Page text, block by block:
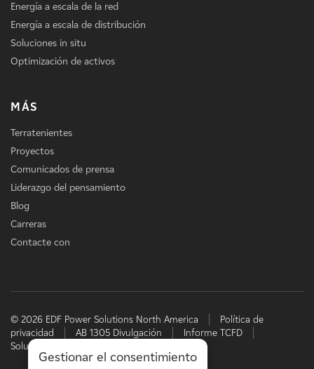
Energía a escala de la red
Energía a escala de distribución
Soluciones in situ
Optimización de activos
MÁS
Terratenientes
Proyectos
Comunicados de prensa
Liderazgo del pensamiento
Blog
Carreras
Contacte con
© 2026 EDF Power Solutions North America
Política de
privacidad
AB 1305 Divulgación
Informe TCFD
Soluciones energéticas de EDF
Gestionar el consentimiento